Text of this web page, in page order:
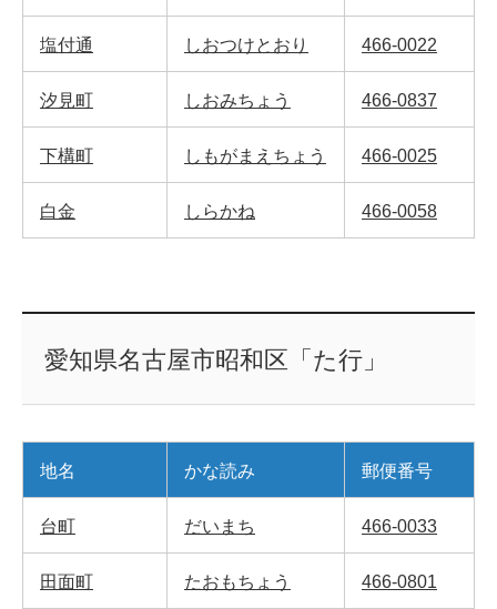
塩付通 しおつけとおり 466-0022
汐見町 しおみちょう 466-0837
下構町 しもがまえちょう 466-0025
白金 しらかね 466-0058
愛知県名古屋市昭和区「た行」
地名 かな読み 郵便番号
台町 だいまち 466-0033
田面町 たおもちょう 466-0801